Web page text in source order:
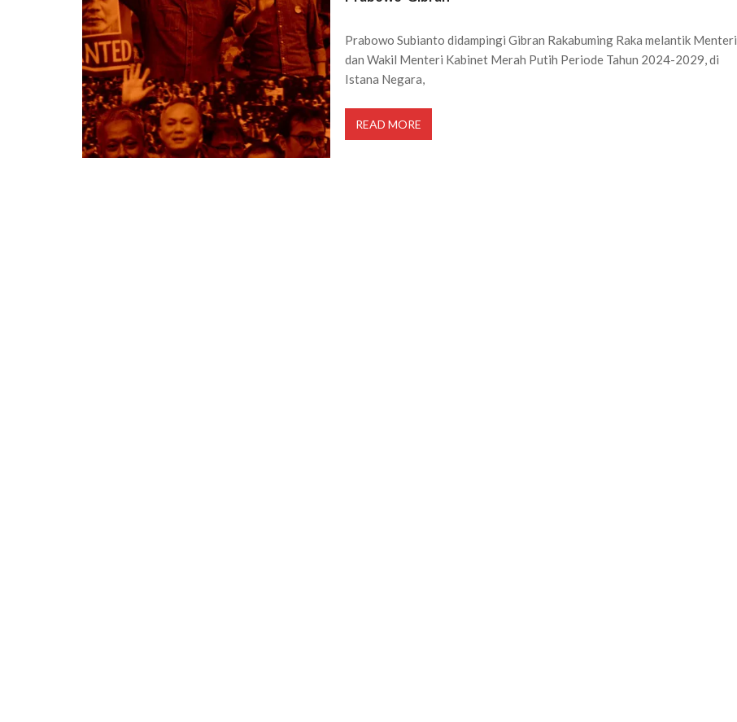
Prabowo Subianto didampingi Gibran Rakabuming Raka melantik Menteri
dan Wakil Menteri Kabinet Merah Putih Periode Tahun 2024-2029, di
Istana Negara,
READ MORE